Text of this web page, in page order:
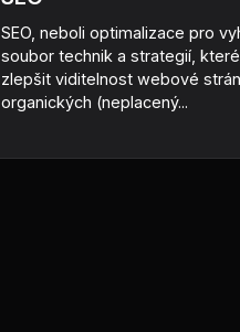
SEO, neboli optimalizace pro
soubor technik a strategií,
zlepšit viditelnost webové
organických (neplacený...